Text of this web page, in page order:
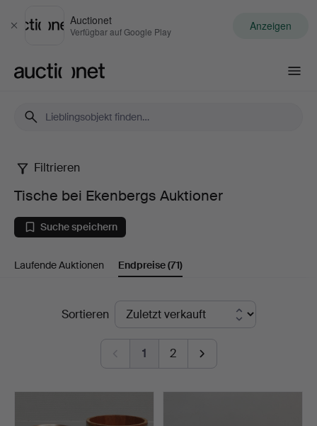
Schließen
Auctionet
Verfügbar auf Google Play Anzeigen
Tische
bei
Ekenbergs
Auktioner
Filtrieren
Tische bei Ekenbergs Auktioner
Suche speichern
Laufende Auktionen Endpreise(71)
EndpreiseSortieren
1 2